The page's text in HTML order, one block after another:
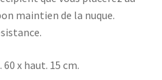
maintien de la nuque.
x haut. 15 cm.